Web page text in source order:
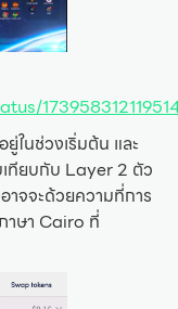
นช่วงเริ่มต้น และ
เทียบกับ Layer 2 ตัว
จจะด้วยความที่การ
ษา Cairo ที่